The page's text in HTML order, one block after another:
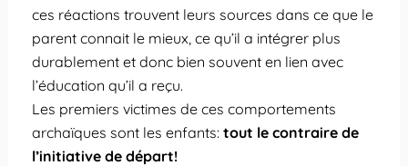
ces réactions trouvent leurs sources dans ce que le
parent connait le mieux, ce qu’il a intégrer plus
durablement et donc bien souvent en lien avec
l’éducation qu’il a reçu.
Les premiers victimes de ces comportements
archaïques sont les enfants: tout le contraire de
l’initiative de départ!